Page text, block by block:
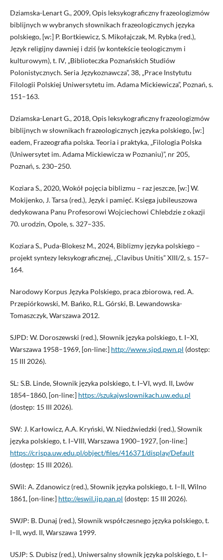
Dziamska-Lenart G., 2009, Opis leksykograficzny frazeologizmów
biblijnych w wybranych słownikach frazeologicznych języka
polskiego, [w:] P. Bortkiewicz, S. Mikołajczak, M. Rybka (red.),
Język religijny dawniej i dziś (w kontekście teologicznym i
kulturowym), t. IV, „Biblioteczka Poznańskich Studiów
Polonistycznych. Seria Językoznawcza”, 38, „Prace Instytutu
Filologii Polskiej Uniwersytetu im. Adama Mickiewicza”, Poznań, s.
151–163.
Dziamska-Lenart G., 2018, Opis leksykograficzny frazeologizmów
biblijnych w słownikach frazeologicznych języka polskiego, [w:]
eadem, Frazeografia polska. Teoria i praktyka, „Filologia Polska
(Uniwersytet im. Adama Mickiewicza w Poznaniu)”, nr 205,
Poznań, s. 230–250.
Koziara S., 2020, Wokół pojęcia biblizmu – raz jeszcze, [w:] W.
Mokijenko, J. Tarsa (red.), Język i pamięć. Księga jubileuszowa
dedykowana Panu Profesorowi Wojciechowi Chlebdzie z okazji
70. urodzin, Opole, s. 327–335.
Koziara S., Puda-Blokesz M., 2024, Biblizmy języka polskiego –
projekt syntezy leksykograficznej, „Clavibus Unitis” XIII/2, s. 157–
164.
Narodowy Korpus Języka Polskiego, praca zbiorowa, red. A.
Przepiórkowski, M. Bańko, R.L. Górski, B. Lewandowska-
Tomaszczyk, Warszawa 2012.
SJPD: W. Doroszewski (red.), Słownik języka polskiego, t. I–XI,
Warszawa 1958–1969, [on-line:] http://www.sjpd.pwn.pl (dostęp:
15 III 2026).
SL: S.B. Linde, Słownik języka polskiego, t. I–VI, wyd. II, Lwów
1854–1860, [on-line:] https://szukajwslownikach.uw.edu.pl
(dostęp: 15 III 2026).
SW: J. Karłowicz, A.A. Kryński, W. Niedźwiedzki (red.), Słownik
języka polskiego, t. I–VIII, Warszawa 1900–1927, [on-line:]
https://crispa.uw.edu.pl/object/files/416371/display/Default
(dostęp: 15 III 2026).
SWil: A. Zdanowicz (red.), Słownik języka polskiego, t. I–II, Wilno
1861, [on-line:] http://eswil.ijp.pan.pl (dostęp: 15 III 2026).
SWJP: B. Dunaj (red.), Słownik współczesnego języka polskiego, t.
I–II, wyd. II, Warszawa 1999.
USJP: S. Dubisz (red.), Uniwersalny słownik języka polskiego, t. I–